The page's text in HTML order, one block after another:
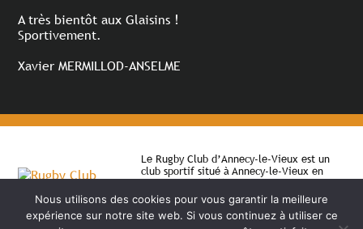
A très bientôt aux Glaisins !
Sportivement.
Xavier MERMILLOD-ANSELME​
Le Rugby Club d’Annecy-le-Vieux est un
club sportif situé à Annecy-le-Vieux en
des jeunes et des adultes de pratiquer le
rugby en compétition ou en loisir.
Nous utilisons des cookies pour vous garantir la meilleure
expérience sur notre site web. Si vous continuez à utiliser ce